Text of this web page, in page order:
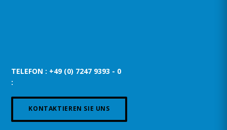
TELEFON : +49 (0) 7247 9393 - 0
:
KONTAKTIEREN SIE UNS